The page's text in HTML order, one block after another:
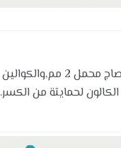
من اقوى الأبواب المصفحة المتاحة فى السوق المصرى حيث يتم تصنيعة بالكامل من صاج محمل 2 مم,والكوالين
لحمايتة من الكسر.